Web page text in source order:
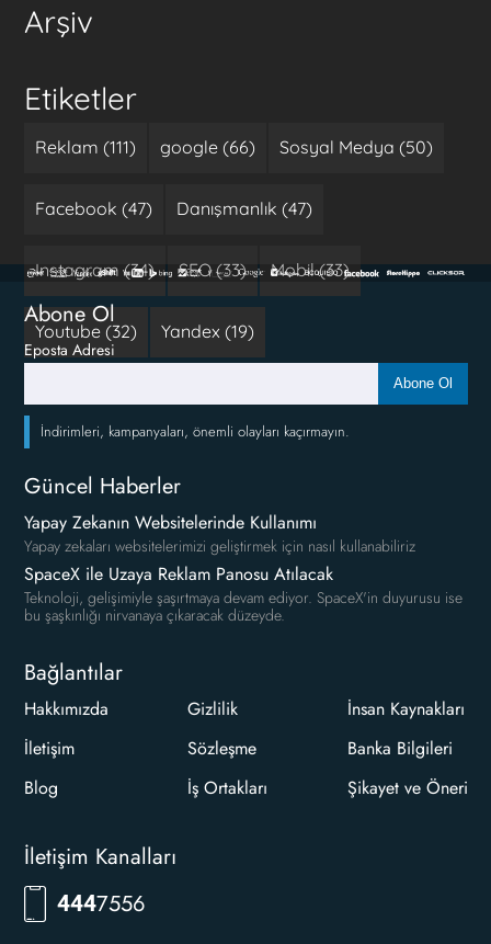
Arşiv
Etiketler
Reklam (111) google (66) Sosyal Medya (50)
Facebook (47) Danışmanlık (47)
Instagram (34) SEO (33) Mobil (33)
Youtube (32) Yandex (19)
Abone Ol
Eposta Adresi
Abone Ol
İndirimleri, kampanyaları, önemli olayları kaçırmayın.
Güncel Haberler
Yapay Zekanın Websitelerinde Kullanımı
Yapay zekaları websitelerimizi geliştirmek için nasıl kullanabiliriz
SpaceX ile Uzaya Reklam Panosu Atılacak
Teknoloji, gelişimiyle şaşırtmaya devam ediyor. SpaceX'in duyurusu ise
bu şaşkınlığı nirvanaya çıkaracak düzeyde.
Bağlantılar
Hakkımızda
İletişim
Blog
Gizlilik
Sözleşme
İş Ortakları
İnsan Kaynakları
Banka Bilgileri
Şikayet ve Öneri
İletişim Kanalları
444RKLM